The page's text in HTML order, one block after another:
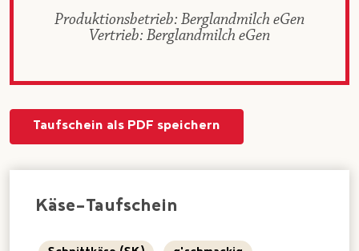
Produktionsbetrieb: Berglandmilch eGen
Vertrieb: Berglandmilch eGen
Taufschein als PDF speichern
Käse-Taufschein